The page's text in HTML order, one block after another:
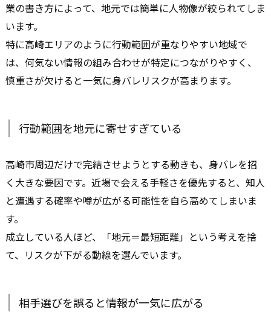
業の書き方によって、地元では簡単に人物像が絞られてしま
います。
特に高崎エリアのように行動範囲が重なりやすい地域で
は、何気ない情報の組み合わせが特定につながりやすく、
慎重さが欠けると一気に身バレリスクが高まります。
行動範囲を地元に寄せすぎている
高崎市周辺だけで完結させようとする動きも、身バレを招
く大きな要因です。近場で会える手軽さを優先すると、知人
と遭遇する確率や噂が広がる可能性を自ら高めてしまいま
す。
成立している人ほど、「地元＝最短距離」という考えを捨
て、リスクが下がる動線を選んでいます。
相手選びを誤ると情報が一気に広がる